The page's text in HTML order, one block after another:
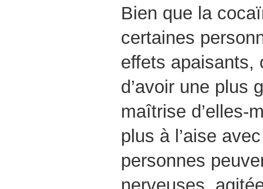
Bien que la
certaines
effets apaisants,
d’avoir une plus
maîtrise d’elles-
plus à l’aise
personnes